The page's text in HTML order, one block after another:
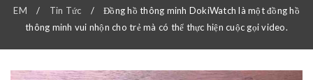
EM
/ Tin Tức /
Đồng hồ thông minh DokiWatch là một đồng hồ
thông minh vui nhộn cho trẻ mà có thể thực hiện cuộc gọi video.